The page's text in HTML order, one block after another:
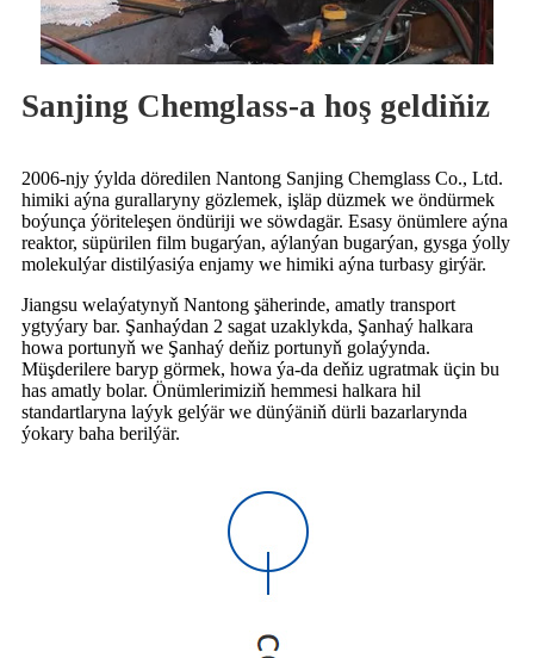
Sanjing Chemglass-a hoş geldiňiz
2006-njy ýylda döredilen Nantong Sanjing Chemglass Co., Ltd.
himiki aýna gurallaryny gözlemek, işläp düzmek we öndürmek
boýunça ýöriteleşen öndüriji we söwdagär. Esasy önümlere aýna
reaktor, süpürilen film bugarýan, aýlanýan bugarýan, gysga ýolly
molekulýar distilýasiýa enjamy we himiki aýna turbasy girýär.
Jiangsu welaýatynyň Nantong şäherinde, amatly transport
ygtyýary bar. Şanhaýdan 2 sagat uzaklykda, Şanhaý halkara
howa portunyň we Şanhaý deňiz portunyň golaýynda.
Müşderilere baryp görmek, howa ýa-da deňiz ugratmak üçin bu
has amatly bolar. Önümlerimiziň hemmesi halkara hil
standartlaryna laýyk gelýär we dünýäniň dürli bazarlarynda
ýokary baha berilýär.